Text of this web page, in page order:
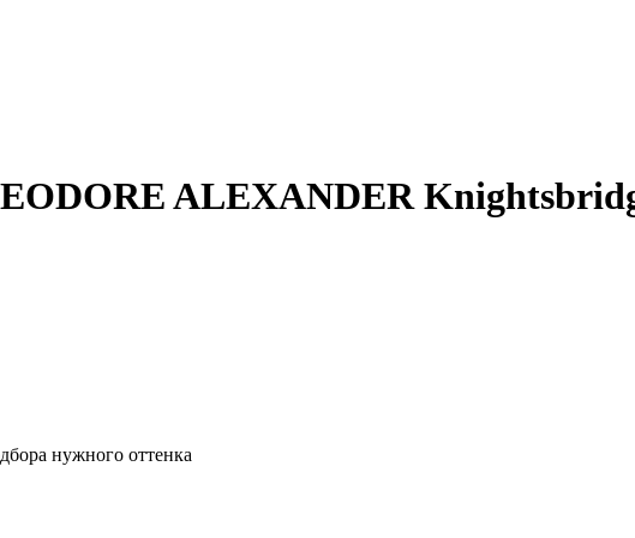
ALEXANDER
нужного оттенка